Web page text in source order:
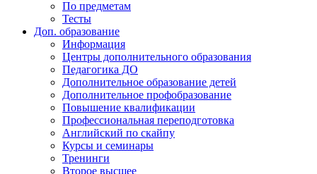
По предметам
Тесты
Доп. образование
Информация
Центры дополнительного образования
Педагогика ДО
Дополнительное образование детей
Дополнительное профобразование
Повышение квалификации
Профессиональная переподготовка
Английский по скайпу
Курсы и семинары
Тренинги
Второе высшее